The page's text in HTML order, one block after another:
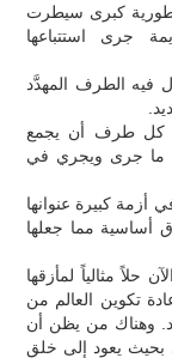
كبرى سيطرت
جرى استتباعها
فيه الطرف المهدَّد
كل طرف أن يجمع
ما جرى ويجري في
أزمة كبيرة عنوانها
أساسية مما جعلها
حلاً مثالياً لمأزقها
تكوين العالم من
وهناك من يظن أن
بحيث يعود إلى خلق